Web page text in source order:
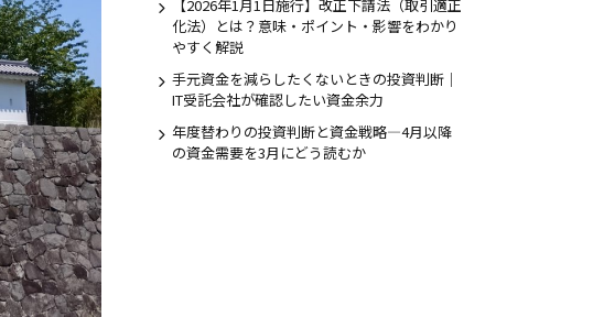
【2026年1月1日施行】改正下請法（取引適正
化法）とは？意味・ポイント・影響をわかり
やすく解説
手元資金を減らしたくないときの投資判断｜
IT受託会社が確認したい資金余力
年度替わりの投資判断と資金戦略―4月以降
の資金需要を3月にどう読むか
24時間365日受付